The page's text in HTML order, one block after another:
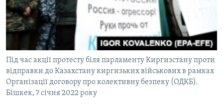
Під час акції протесту біля парламенту Киргизстану проти
відправки до Казахстану киргизьких військових в рамках
Організації договору про колективну безпеку (ОДКБ).
Бішкек, 7 січня 2022 року